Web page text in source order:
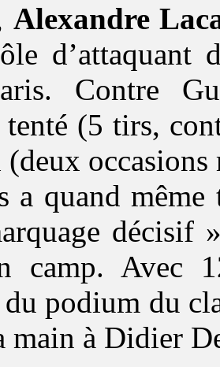
Alexandre
Contre
tenté (5 tirs,
a quand
décisif
camp. Avec
podium du
main à Didier